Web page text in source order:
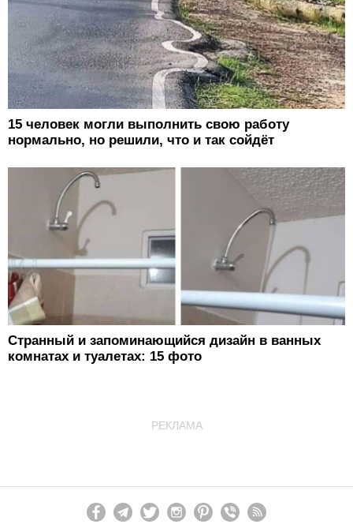
15 человек могли выполнить свою работу
нормально, но решили, что и так сойдёт
Странный и запоминающийся дизайн в ванных
комнатах и туалетах: 15 фото
РЕКЛАМА